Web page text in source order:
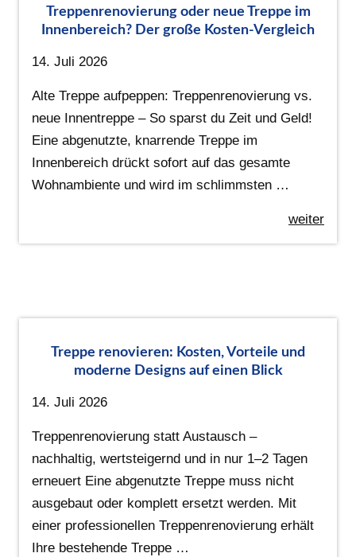
Treppenrenovierung oder neue Treppe im
Innenbereich? Der große Kosten-Vergleich
14. Juli 2026
Alte Treppe aufpeppen: Treppenrenovierung vs.
neue Innentreppe – So sparst du Zeit und Geld!
Eine abgenutzte, knarrende Treppe im
Innenbereich drückt sofort auf das gesamte
Wohnambiente und wird im schlimmsten …
weiter
Treppe renovieren: Kosten, Vorteile und
moderne Designs auf einen Blick
14. Juli 2026
Treppenrenovierung statt Austausch –
nachhaltig, wertsteigernd und in nur 1–2 Tagen
erneuert Eine abgenutzte Treppe muss nicht
ausgebaut oder komplett ersetzt werden. Mit
einer professionellen Treppenrenovierung erhält
Ihre bestehende Treppe …